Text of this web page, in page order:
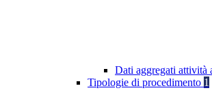
Dati aggregati attività
Tipologie di procedimento 1